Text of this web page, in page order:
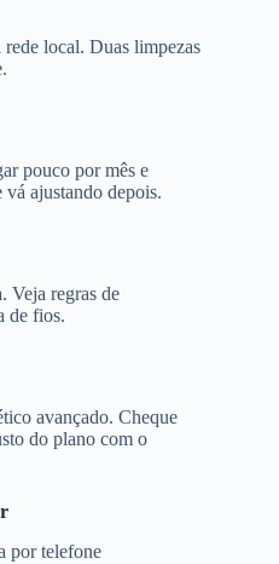
local. Duas limpezas
pouco por mês e
vá ajustando depois.
Veja regras de
de fios.
avançado. Cheque
do plano com o
por telefone